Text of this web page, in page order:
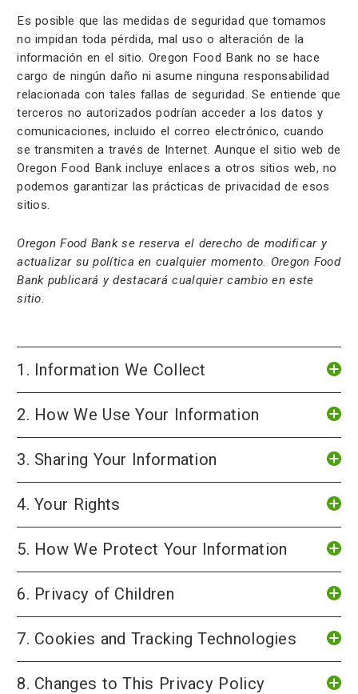
Es posible que las medidas de seguridad que tomamos
no impidan toda pérdida, mal uso o alteración de la
información en el sitio. Oregon Food Bank no se hace
cargo de ningún daño ni asume ninguna responsabilidad
relacionada con tales fallas de seguridad. Se entiende que
terceros no autorizados podrían acceder a los datos y
comunicaciones, incluido el correo electrónico, cuando
se transmiten a través de Internet. Aunque el sitio web de
Oregon Food Bank incluye enlaces a otros sitios web, no
podemos garantizar las prácticas de privacidad de esos
sitios.
Oregon Food Bank se reserva el derecho de modificar y
actualizar su política en cualquier momento. Oregon Food
Bank publicará y destacará cualquier cambio en este
sitio.
1. Information We Collect
2. How We Use Your Information
3. Sharing Your Information
4. Your Rights
5. How We Protect Your Information
6. Privacy of Children
7. Cookies and Tracking Technologies
8. Changes to This Privacy Policy